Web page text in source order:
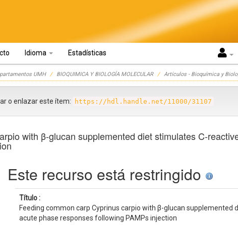
Idioma Estadísticas
UMH BIOQUIMICA Y BIOLOGÍA MOLECULAR Artículos - Bioquímica y
o enlazar este ítem: https://hdl.handle.net/11000/31107
with β-glucan supplemented diet stimulates C-
Este recurso está restringido
Título :
Feeding common carp Cyprinus carpio with β-glucan
acute phase responses following PAMPs injection